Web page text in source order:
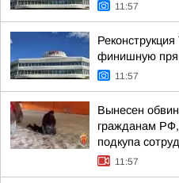
11:57
финишную
11:57
Вынесен
гражданам
подкупа
11:57